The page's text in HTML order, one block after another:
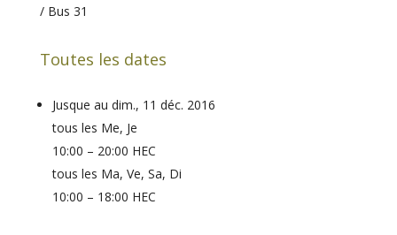
/ Bus 31
Toutes les dates
Jusque au dim., 11 déc. 2016
tous les Me, Je
10:00 – 20:00 HEC
tous les Ma, Ve, Sa, Di
10:00 – 18:00 HEC